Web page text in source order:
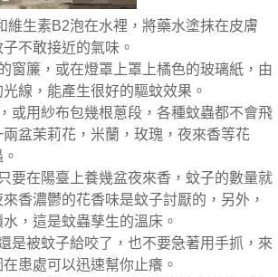
維生素B2泡在水裡，將藥水塗抹在皮膚
不敢接近的氣味。
窗簾，或在燈罩上罩上橘色的玻璃紙，由
線，能產生很好的驅蚊效果。
或用紗布包幾根蔥段，各種蚊蟲都不會飛
盆茉莉花，米蘭，玫瑰，夜來香等花
要在陽臺上養幾盆夜來香，蚊子的數量就
香濃鬱的花香味是蚊子討厭的，另外，
，這是蚊蟲孳生的溫床。
是被蚊子給咬了，也不要急著用手抓，來
患處可以迅速幫你止癢。